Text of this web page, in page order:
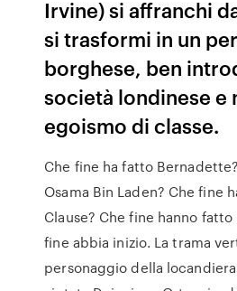
Irvine) si affranchi
si trasformi in un
borghese, ben
società londinese e
egoismo di classe.
Che fine ha fatto
Osama Bin Laden? Che fine
Clause? Che fine hanno
fine abbia inizio. La trama
personaggio della